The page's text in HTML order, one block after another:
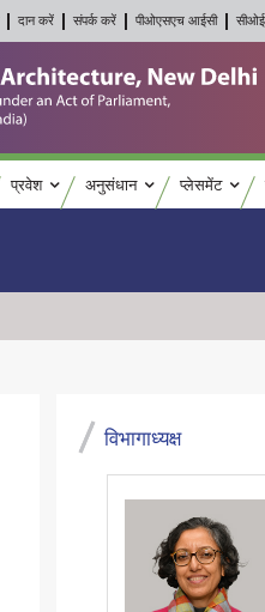
दान करें संपर्क करें पीओएसएच आईसी सीओई
प्रवेश अनुसंधान प्लेसमेंट
विभागाध्यक्ष